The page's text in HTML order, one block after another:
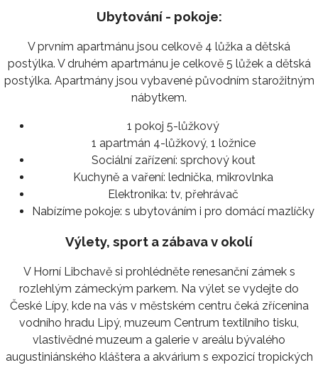
Ubytování - pokoje:
V prvním apartmánu jsou celkově 4 lůžka a dětská
postýlka. V druhém apartmánu je celkově 5 lůžek a dětská
postýlka. Apartmány jsou vybavené původním starožitným
nábytkem.
1 pokoj 5-lůžkový
1 apartmán 4-lůžkový, 1 ložnice
Sociální zařízení: sprchový kout
Kuchyně a vaření: lednička, mikrovlnka
Elektronika: tv, přehrávač
Nabízíme pokoje: s ubytováním i pro domácí mazlíčky
Výlety, sport a zábava v okolí
V Horní Libchavě si prohlédněte renesanční zámek s
rozlehlým zámeckým parkem. Na výlet se vydejte do
České Lípy, kde na vás v městském centru čeká zřícenina
vodního hradu Lipý, muzeum Centrum textilního tisku,
vlastivědné muzeum a galerie v areálu bývalého
augustiniánského kláštera a akvárium s expozicí tropických